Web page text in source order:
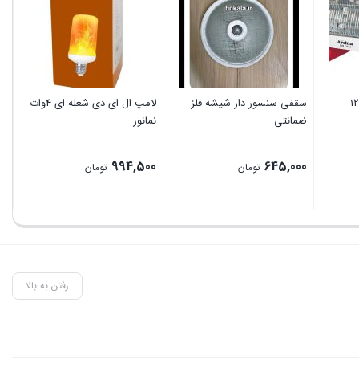
سقفی سنسور دار شیشه فلز
ضمانتی
645,000 تومان
لامپ ال ای دی شعله ای 4وات
نمانور
994,500 تومان
رفتن به بالا